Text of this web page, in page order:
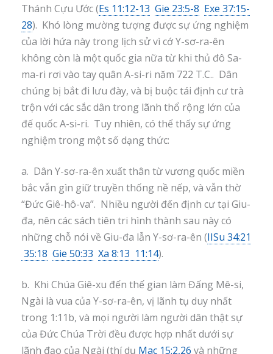
Thánh Cựu Ước (Es 11:12-13 Gie 23:5-8 Exe 37:15-
28). Khó lòng mường tượng được sự ứng nghiệm
của lời hứa này trong lịch sử vì cớ Y-sơ-ra-ên
không còn là một quốc gia nữa từ khi thủ đô Sa-
ma-ri rơi vào tay quân A-si-ri năm 722 T.C.. Dân
chúng bị bắt đi lưu đày, và bị buộc tái định cư trà
trộn với các sắc dân trong lãnh thổ rộng lớn của
đế quốc A-si-ri. Tuy nhiên, có thể thấy sự ứng
nghiệm trong một số dạng thức:
a. Dân Y-sơ-ra-ên xuất thân từ vương quốc miền
bắc vẫn gìn giữ truyền thống nề nếp, và vẫn thờ
“Đức Giê-hô-va”. Nhiều người đến định cư tại Giu-
đa, nên các sách tiên tri hình thành sau này có
những chỗ nói về Giu-đa lẫn Y-sơ-ra-ên (IISu 34:21
35:18 Gie 50:33 Xa 8:13 11:14).
b. Khi Chúa Giê-xu đến thế gian làm Đấng Mê-si,
Ngài là vua của Y-sơ-ra-ên, vị lãnh tụ duy nhất
trong 1:11b, và mọi người làm người dân thật sự
của Đức Chúa Trời đều được hợp nhất dưới sự
lãnh đạo của Ngài (thí dụ Mac 15:2,26 và những